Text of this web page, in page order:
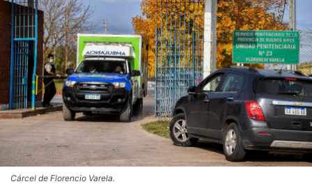
Cárcel de Florencio Varela.